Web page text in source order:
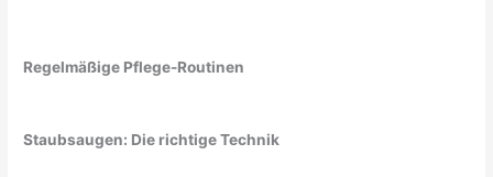
Regelmäßige Pflege-Routinen
Staubsaugen: Die richtige Technik